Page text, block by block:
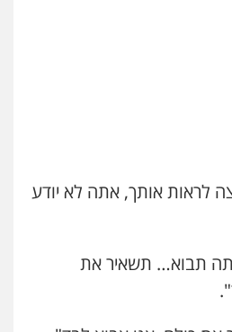
לראות אותך, אתה לא יודע
תבוא… תשאיר את